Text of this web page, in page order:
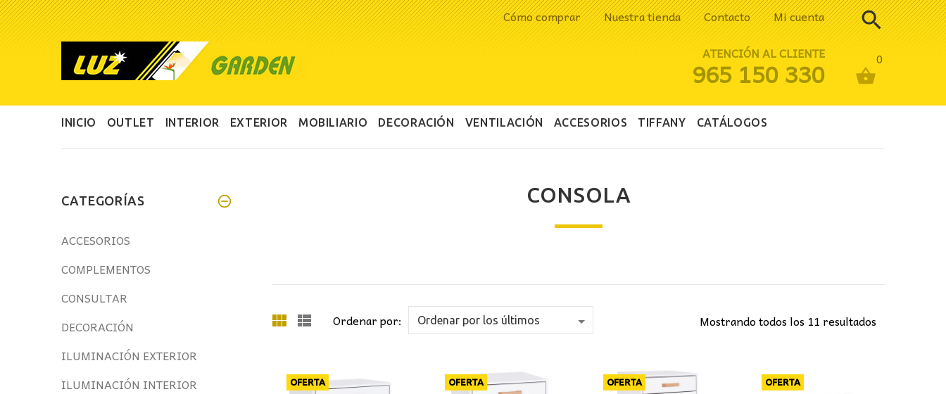
Cómo comprar Nuestra tienda Contacto Mi cuenta
0
ATENCIÓN AL CLIENTE
965 150 330
INICIO OUTLET INTERIOR EXTERIOR MOBILIARIO DECORACIÓN VENTILACIÓN ACCESORIOS TIFFANY CATÁLOGOS
CATEGORÍAS
ACCESORIOS
COMPLEMENTOS
CONSULTAR
DECORACIÓN
ILUMINACIÓN EXTERIOR
ILUMINACIÓN INTERIOR
CONSOLA
Ordenar por: Mostrando todos los 11 resultados
OFERTA OFERTA OFERTA OFERTA